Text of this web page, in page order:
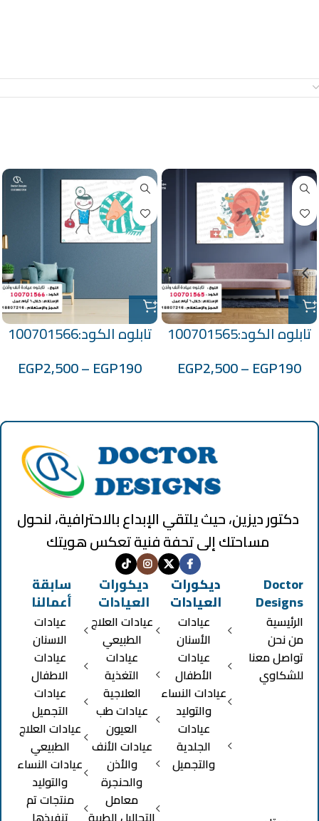
تابلوه الكود:100701565
EGP190
–
EGP2,500
تابلوه الكود:100701566
EGP190
–
EGP2,500
دكتور ديزين، حيث يلتقي الإبداع بالاحترافية، لنحول
مساحتك إلى تحفة فنية تعكس هويتك
Doctor
Designs
الرئيسية
من نحن
تواصل معنا
للشكاوي
ديكورات
العيادات
عيادات
الأسنان
عيادات
الأطفال
عيادات النساء
والتوليد
عيادات
الجلدية
والتجميل
ديكورات
العيادات
عيادات العلاج
الطبيعي
عيادات
التغذية
العلاجية
عيادات طب
العيون
عيادات الأنف
والأذن
والحنجرة
معامل
سابقة
أعمالنا
عيادات
الاسنان
عيادات
الاطفال
عيادات
التجميل
عيادات العلاج
الطبيعي
عيادات النساء
والتوليد
منتجات تم